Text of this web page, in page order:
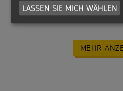
Segensbändchen 2026 - 25er
MEHR
LASSEN SIE MICH WÄHLEN